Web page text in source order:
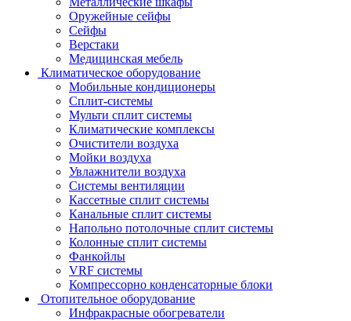
Оружейные сейфы
Сейфы
Верстаки
Медицинская мебель
Климатическое оборудование
Мобильные кондиционеры
Сплит-системы
Мульти сплит системы
Климатические комплексы
Очистители воздуха
Мойки воздуха
Увлажнители воздуха
Системы вентиляции
Кассетные сплит системы
Канальные сплит системы
Напольно потолочные сплит системы
Колонные сплит системы
Фанкойлы
VRF системы
Компрессорно конденсаторные блоки
Отопительное оборудование
Инфракрасные обогреватели